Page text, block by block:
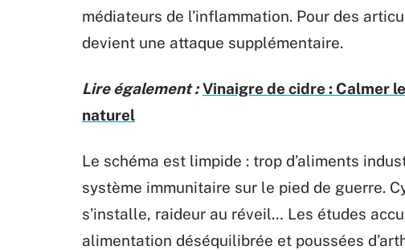
médiateurs de l’inflammation. Pour des
devient une attaque supplémentaire.
Lire également : Vinaigre de cidre : Calmer
naturel
Le schéma est limpide : trop d’aliments
système immunitaire sur le pied de guerre.
s’installe, raideur au réveil… Les études
alimentation déséquilibrée et poussées